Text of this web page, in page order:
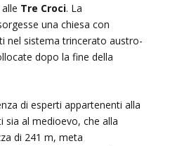
Tre Croci. La
una chiesa con
nel sistema trincerato austro-
dopo la fine della
di esperti appartenenti alla
sia al medioevo, che alla
di 241 m, meta